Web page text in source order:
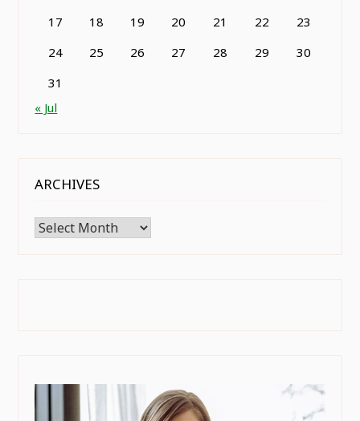
17
18 19 20 21 22
23
24
25 26 27 28 29
30
31
« Jul
ARCHIVES
Archives